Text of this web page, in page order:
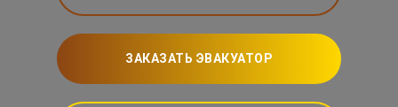
ЗАКАЗАТЬ ЭВАКУАТОР